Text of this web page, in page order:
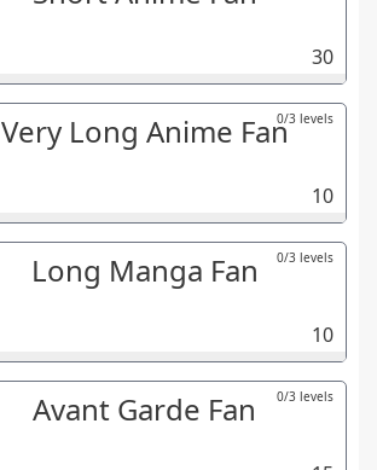
30
Very Long Anime Fan0/3 levels
10
Long Manga Fan 0/3 levels
10
Avant Garde Fan 0/3 levels